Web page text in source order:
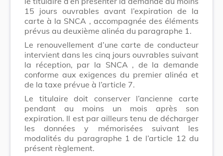
15 jours ouvrables avant l’expiration de la
carte à la SNCA , accompagnée des éléments
prévus au deuxième alinéa du paragraphe 1.
Le renouvellement d’une carte de conducteur
intervient dans les cinq jours ouvrables suivant
la réception, par la SNCA , de la demande
conforme aux exigences du premier alinéa et
de la taxe prévue à l’article 7.
Le titulaire doit conserver l’ancienne carte
pendant au moins un mois après son
expiration. Il est par ailleurs tenu de décharger
les données y mémorisées suivant les
modalités du paragraphe 1 de l’article 12 du
présent règlement.